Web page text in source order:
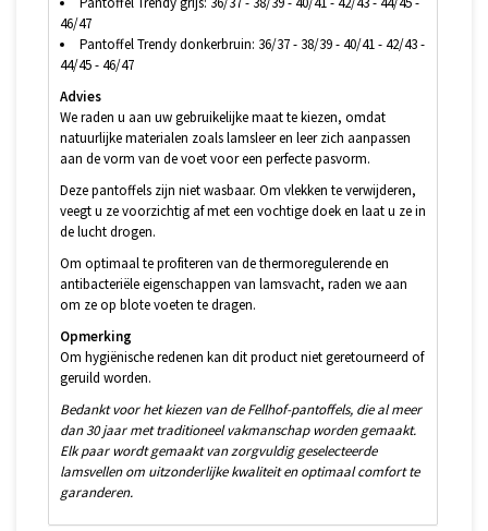
46/47
Pantoffel Trendy donkerbruin: 36/37 - 38/39 - 40/41 - 42/43 -
44/45 - 46/47
Advies
We raden u aan uw gebruikelijke maat te kiezen, omdat
natuurlijke materialen zoals lamsleer en leer zich aanpassen
aan de vorm van de voet voor een perfecte pasvorm.
Deze pantoffels zijn niet wasbaar. Om vlekken te verwijderen,
veegt u ze voorzichtig af met een vochtige doek en laat u ze in
de lucht drogen.
Om optimaal te profiteren van de thermoregulerende en
antibacteriële eigenschappen van lamsvacht, raden we aan
om ze op blote voeten te dragen.
Opmerking
Om hygiënische redenen kan dit product niet geretourneerd of
geruild worden.
Bedankt voor het kiezen van de Fellhof-pantoffels, die al meer
dan 30 jaar met traditioneel vakmanschap worden gemaakt.
Elk paar wordt gemaakt van zorgvuldig geselecteerde
lamsvellen om uitzonderlijke kwaliteit en optimaal comfort te
garanderen.